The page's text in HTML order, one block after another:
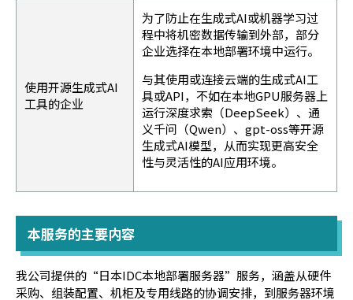
使用开源生成式AI
工具的企业
为了防止在生成式AI或机器学习过
程中将机密数据传输到外部，部分
企业选择在本地部署环境中运行。
与其使用或连接云端的生成式AI工
具或API，不如在本地GPU服务器上
运行深度求索（DeepSeek）、通
义千问（Qwen）、gpt-oss等开源
生成式AI模型，从而实现更高安全
性与灵活性的AI应用环境。
本服务的主要内容
我公司提供的“日本IDC本地部署服务器”服务，涵盖从硬件
采购、组装配置、机柜及专用线路的协调安排，到服务器环境